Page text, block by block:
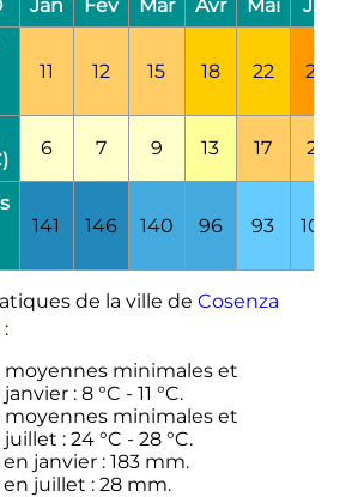
Jan Fev Mar Avr Mai Jui
11 12 15 18 22 28
6 7 9 13 17 22
141 146 140 96 93 100
de la ville de Cosenza
:
moyennes minimales et
janvier : 8 °C - 11 °C.
moyennes minimales et
juillet : 24 °C - 28 °C.
janvier : 183 mm.
juillet : 28 mm.